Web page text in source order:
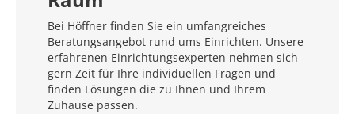
Bei Höffner finden Sie ein umfangreiches
Beratungsangebot rund ums Einrichten. Unsere
erfahrenen Einrichtungsexperten nehmen sich
gern Zeit für Ihre individuellen Fragen und
finden Lösungen die zu Ihnen und Ihrem
Zuhause passen.